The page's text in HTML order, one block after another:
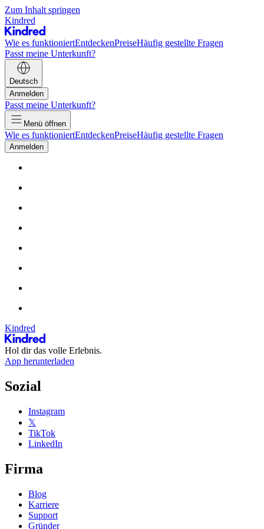
Zum Inhalt springen
Kindred
Wie es funktioniertEntdeckenPreiseHäufig gestellte Fragen
Passt meine Unterkunft?
Deutsch
Anmelden
Passt meine Unterkunft?
Menü öffnen
Wie es funktioniertEntdeckenPreiseHäufig gestellte Fragen
Anmelden
Kindred
Hol dir das volle Erlebnis.
App herunterladen
Sozial
Instagram
𝕏
TikTok
LinkedIn
Firma
Blog
Karriere
Support
Gründer